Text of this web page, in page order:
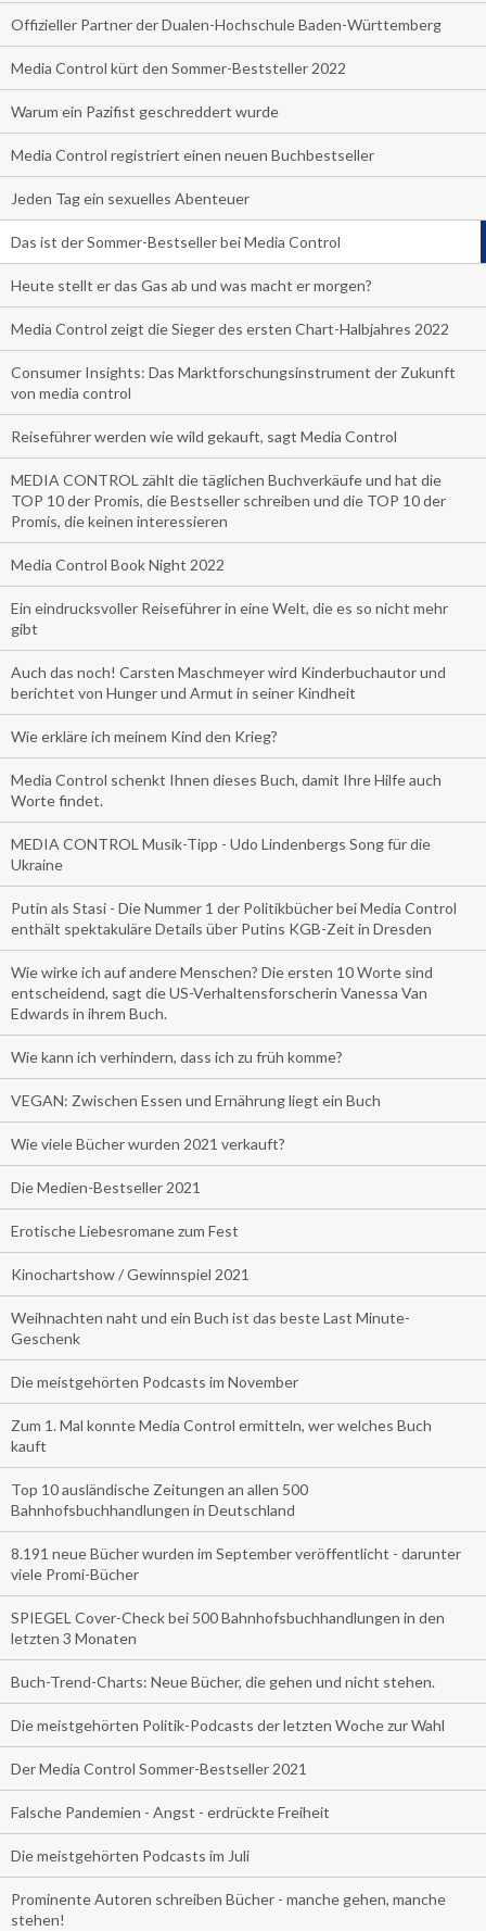
Offizieller Partner der Dualen-Hochschule Baden-Württemberg
Media Control kürt den Sommer-Beststeller 2022
Warum ein Pazifist geschreddert wurde
Media Control registriert einen neuen Buchbestseller
Jeden Tag ein sexuelles Abenteuer
Das ist der Sommer-Bestseller bei Media Control
Heute stellt er das Gas ab und was macht er morgen?
Media Control zeigt die Sieger des ersten Chart-Halbjahres 2022
Consumer Insights: Das Marktforschungsinstrument der Zukunft
von media control
Reiseführer werden wie wild gekauft, sagt Media Control
MEDIA CONTROL zählt die täglichen Buchverkäufe und hat die
TOP 10 der Promis, die Bestseller schreiben und die TOP 10 der
Promis, die keinen interessieren
Media Control Book Night 2022
Ein eindrucksvoller Reiseführer in eine Welt, die es so nicht mehr
gibt
Auch das noch! Carsten Maschmeyer wird Kinderbuchautor und
berichtet von Hunger und Armut in seiner Kindheit
Wie erkläre ich meinem Kind den Krieg?
Media Control schenkt Ihnen dieses Buch, damit Ihre Hilfe auch
Worte findet.
MEDIA CONTROL Musik-Tipp - Udo Lindenbergs Song für die
Ukraine
Putin als Stasi - Die Nummer 1 der Politikbücher bei Media Control
enthält spektakuläre Details über Putins KGB-Zeit in Dresden
Wie wirke ich auf andere Menschen? Die ersten 10 Worte sind
entscheidend, sagt die US-Verhaltensforscherin Vanessa Van
Edwards in ihrem Buch.
Wie kann ich verhindern, dass ich zu früh komme?
VEGAN: Zwischen Essen und Ernährung liegt ein Buch
Wie viele Bücher wurden 2021 verkauft?
Die Medien-Bestseller 2021
Erotische Liebesromane zum Fest
Kinochartshow / Gewinnspiel 2021
Weihnachten naht und ein Buch ist das beste Last Minute-
Geschenk
Die meistgehörten Podcasts im November
Zum 1. Mal konnte Media Control ermitteln, wer welches Buch
kauft
Top 10 ausländische Zeitungen an allen 500
Bahnhofsbuchhandlungen in Deutschland
8.191 neue Bücher wurden im September veröffentlicht - darunter
viele Promi-Bücher
SPIEGEL Cover-Check bei 500 Bahnhofsbuchhandlungen in den
letzten 3 Monaten
Buch-Trend-Charts: Neue Bücher, die gehen und nicht stehen.
Die meistgehörten Politik-Podcasts der letzten Woche zur Wahl
Der Media Control Sommer-Bestseller 2021
Falsche Pandemien - Angst - erdrückte Freiheit
Die meistgehörten Podcasts im Juli
Prominente Autoren schreiben Bücher - manche gehen, manche
stehen!